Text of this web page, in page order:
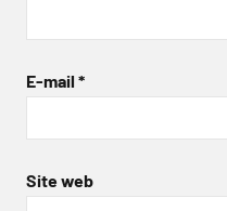
E-mail *
Site web